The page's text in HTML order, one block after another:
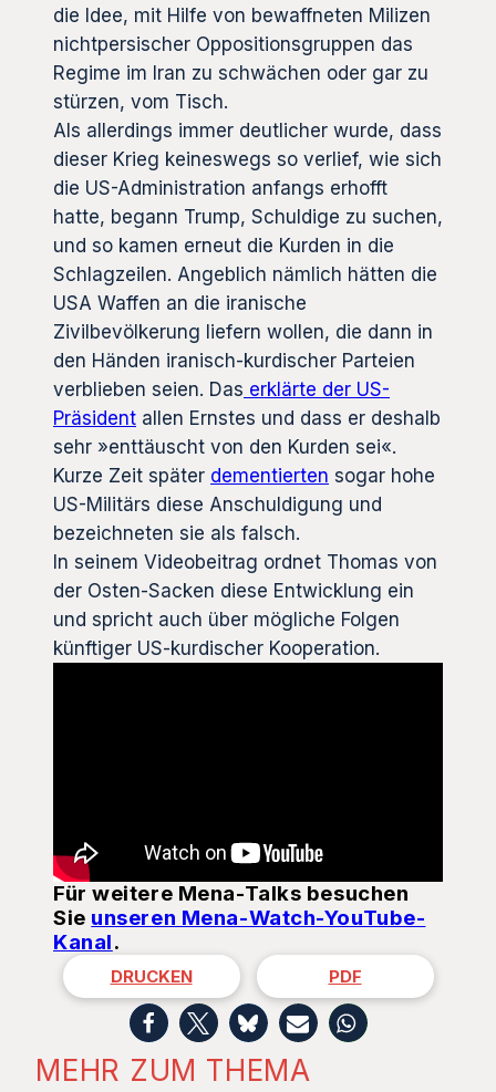
die Idee, mit Hilfe von bewaffneten Milizen
nichtpersischer Oppositionsgruppen das
Regime im Iran zu schwächen oder gar zu
stürzen, vom Tisch.
Als allerdings immer deutlicher wurde, dass
dieser Krieg keineswegs so verlief, wie sich
die US-Administration anfangs erhofft
hatte, begann Trump, Schuldige zu suchen,
und so kamen erneut die Kurden in die
Schlagzeilen. Angeblich nämlich hätten die
USA Waffen an die iranische
Zivilbevölkerung liefern wollen, die dann in
den Händen iranisch-kurdischer Parteien
verblieben seien. Das erklärte der US-
Präsident allen Ernstes und dass er deshalb
sehr »enttäuscht von den Kurden sei«.
Kurze Zeit später dementierten sogar hohe
US-Militärs diese Anschuldigung und
bezeichneten sie als falsch.
In seinem Videobeitrag ordnet Thomas von
der Osten-Sacken diese Entwicklung ein
und spricht auch über mögliche Folgen
künftiger US-kurdischer Kooperation.
Für weitere Mena-Talks besuchen
Sie unseren Mena-Watch-YouTube-
Kanal.
DRUCKEN PDF
MEHR ZUM THEMA